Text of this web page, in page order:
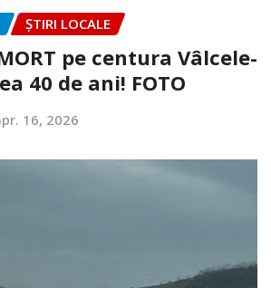
ȘTIRI LOCALE
pe centura Vâlcele-
40 de ani! FOTO
16, 2026